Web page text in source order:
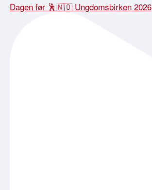
Dagen før 🕺🇳🇴 Ungdomsbirken 2026